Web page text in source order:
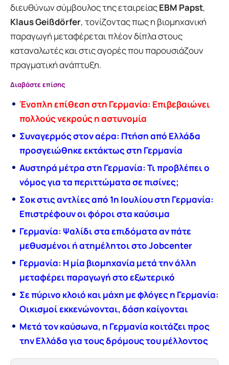
διευθύνων σύμβουλος της εταιρείαςEBM Papst,
Klaus Geißdörfer, τονίζοντας πως η βιομηχανική
παραγωγή μεταφέρεται πλέον δίπλα στους
καταναλωτές και στις αγορές που παρουσιάζουν
πραγματική ανάπτυξη.
Διαβάστε επίσης
Ένοπλη επίθεση στη Γερμανία: Επιβεβαιώνει
πολλούς νεκρούς η αστυνομία
Συναγερμός στον αέρα: Πτήση από Ελλάδα
προσγειώθηκε εκτάκτως στη Γερμανία
Αυστηρά μέτρα στη Γερμανία: Τι προβλέπει ο
νόμος για τα περιττώματα σε πισίνες;
Σοκ στις αντλίες από 1η Ιουλίου στη Γερμανία:
Επιστρέφουν οι φόροι στα καύσιμα
Γερμανία: Ψαλίδι στα επιδόματα αν πάτε
μεθυσμένοι ή ατημέλητοι στο Jobcenter
Γερμανία: Η μία βιομηχανία μετά την άλλη
μεταφέρει παραγωγή στο εξωτερικό
Σε πύρινο κλοιό και μάχη με φλόγες η Γερμανία:
Οικισμοί εκκενώνονται, δάση καίγονται
Μετά τον καύσωνα, η Γερμανία κοιτάζει προς
την Ελλάδα για τους δρόμους του μέλλοντος